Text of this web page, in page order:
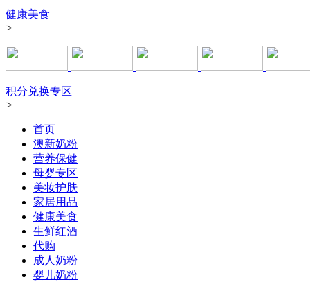
健康美食
>
积分兑换专区
>
首页
澳新奶粉
营养保健
母婴专区
美妆护肤
家居用品
健康美食
生鲜红酒
代购
成人奶粉
婴儿奶粉